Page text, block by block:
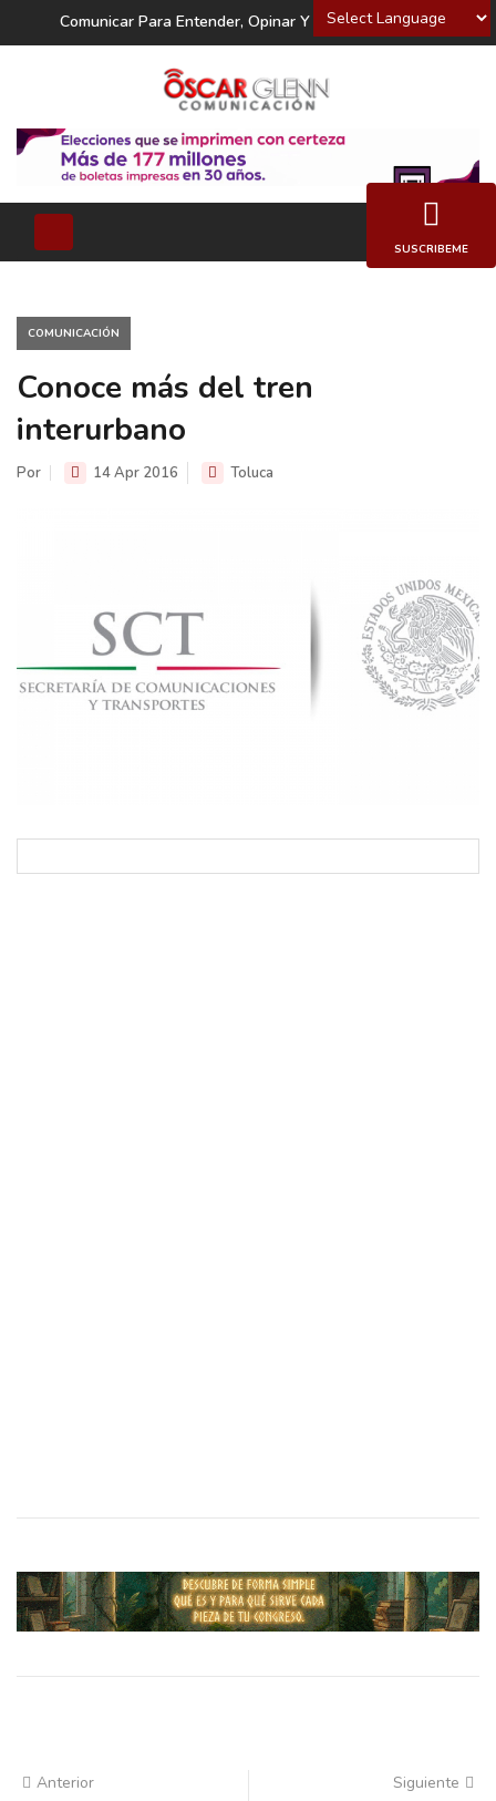
Powered by
Comunicar Para Entender, Opinar Y Decidir
COMUNICACIÓN
Conoce más del tren
interurbano
Por 14 Apr 2016 Toluca
Anterior Siguiente
SUSCRIBEME